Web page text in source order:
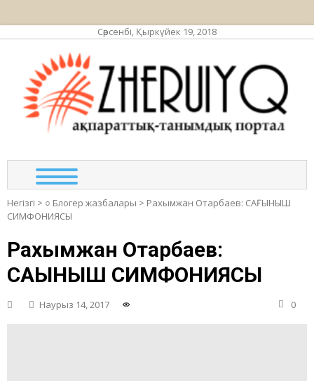
Сәрсенбі, Қыркүйек 19, 2018
Негізгі > ○ Блогер жазбалары > Рахымжан Отарбаев: САҒЫНЫШ
СИМФОНИЯСЫ
Рахымжан Отарбаев:
САҒЫНЫШ СИМФОНИЯСЫ
Наурыз 14, 2017 0